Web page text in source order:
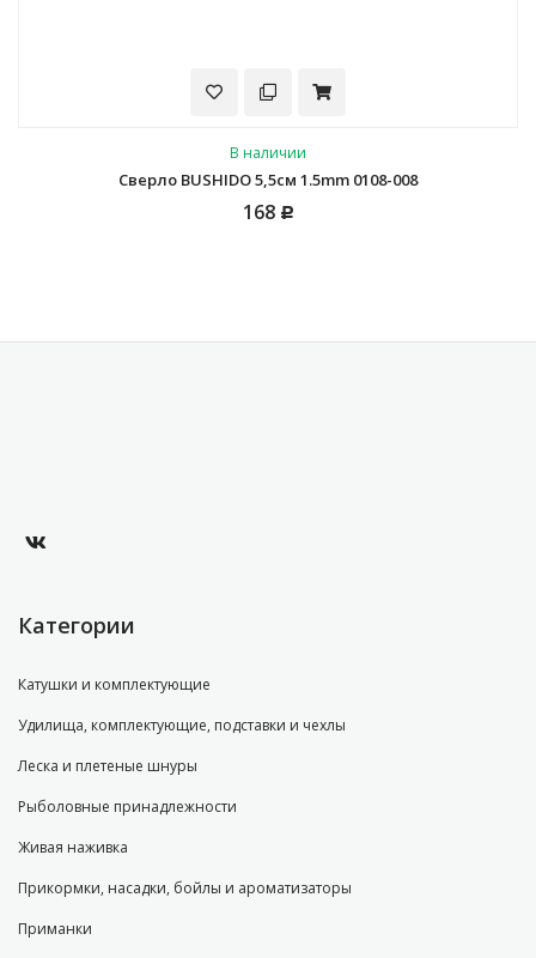
В наличии
Сверло BUSHIDO 5,5см 1.5mm 0108-008
168 Р
Категории
Катушки и комплектующие
Удилища, комплектующие, подставки и чехлы
Леска и плетеные шнуры
Рыболовные принадлежности
Живая наживка
Прикормки, насадки, бойлы и ароматизаторы
Приманки